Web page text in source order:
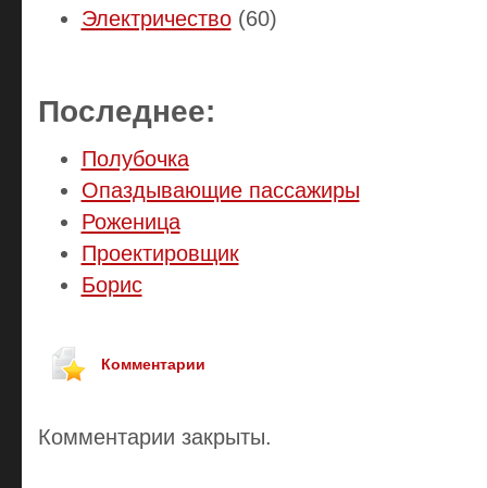
Электричество(60)
Последнее:
Полубочка
Опаздывающие пассажиры
Роженица
Проектировщик
Борис
Комментарии
Комментарии закрыты.